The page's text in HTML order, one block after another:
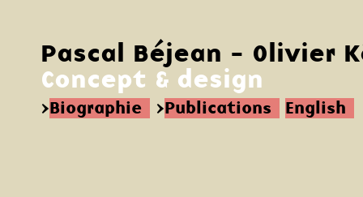
Pascal Béjean - Olivier
Concept & design
>Biographie >Publications English